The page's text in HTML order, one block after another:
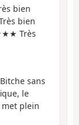
bien
bien
Très
sans
le
plein